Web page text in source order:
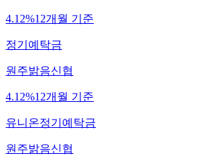
4.12%12개월 기준
정기예탁금
원주밝음신협
4.12%12개월 기준
유니온정기예탁금
원주밝음신협